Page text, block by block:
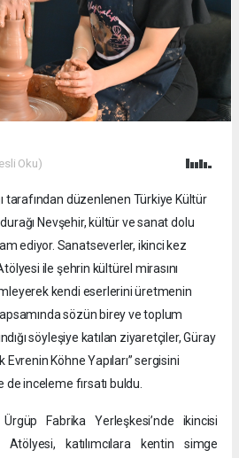
Oku)
tarafından düzenlenen Türkiye Kültür
Nevşehir, kültür ve sanat dolu
ediyor. Sanatseverler, ikinci kez
ile şehrin kültürel mirasını
kendi eserlerini üretmenin
sözün birey ve toplum
söyleşiye katılan ziyaretçiler, Güray
Evrenin Köhne Yapıları” sergisini
inceleme fırsatı buldu.
Fabrika Yerleşkesi’nde ikincisi
katılımcılara kentin simge